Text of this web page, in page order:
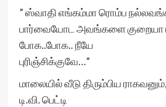
” ஸ்வாதி எங்கம்மா ரொம்ப
பார்வையோட அவங்களை குறையா
போக..போக.. நீயே
புரிஞ்சிக்குவே…”
மாலையில் வீடு திரும்பிய ராகவனும்,
டி.வி. பெட்டி